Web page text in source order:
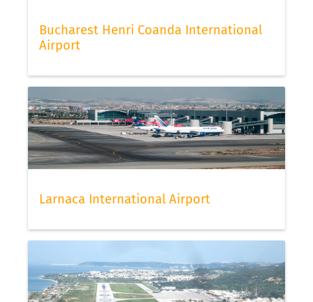
Bucharest Henri Coanda International
Airport
Larnaca International Airport